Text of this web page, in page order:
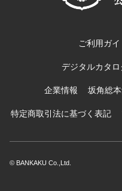
ご利用ガイ
デジタルカタロ
企業情報 坂角総
特定商取引法に基づく表記
© BANKAKU Co.,Ltd.